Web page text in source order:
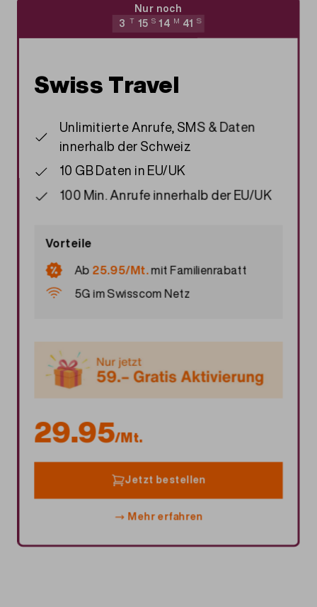
Nur noch
3 T 15 S 14 M 40 S
Swiss Travel
Unlimitierte Anrufe, SMS & Daten
innerhalb der Schweiz
10 GB Daten in EU/UK
100 Min. Anrufe innerhalb der EU/UK
Vorteile
Ab 25.95/Mt.mitFamilienrabatt
5G im Swisscom Netz
29.95/Mt.
Jetzt bestellen
Mehr erfahren